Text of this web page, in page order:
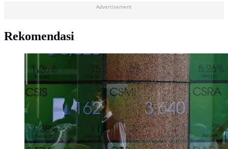
Advertisement
Rekomendasi